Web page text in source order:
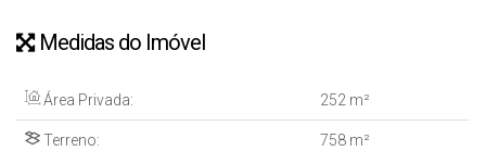
Medidas do Imóvel
Área Privada: 252 m²
Terreno: 758 m²